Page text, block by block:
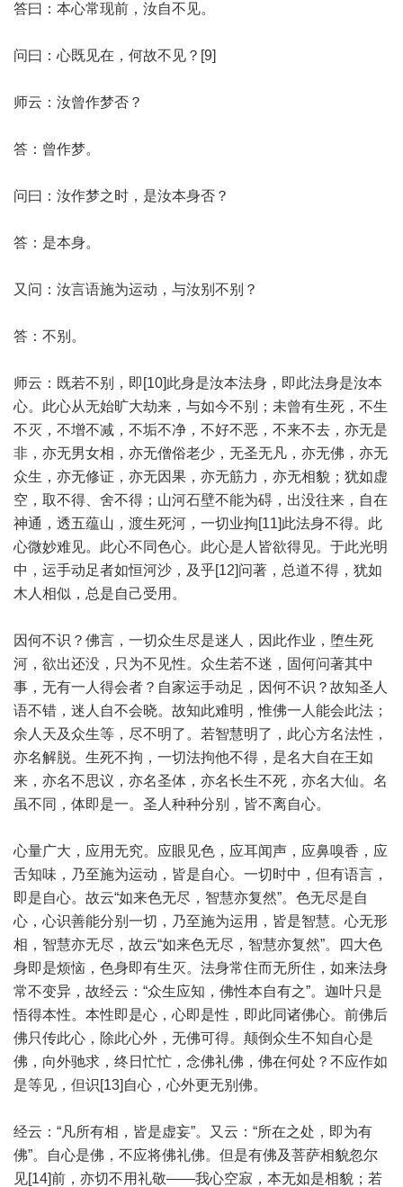
答曰：本心常现前，汝自不见。
问曰：心既见在，何故不见？[9]
师云：汝曾作梦否？
答：曾作梦。
问曰：汝作梦之时，是汝本身否？
答：是本身。
又问：汝言语施为运动，与汝别不别？
答：不别。
师云：既若不别，即[10]此身是汝本法身，即此法身是汝本
心。此心从无始旷大劫来，与如今不别；未曾有生死，不生
不灭，不增不减，不垢不净，不好不恶，不来不去，亦无是
非，亦无男女相，亦无僧俗老少，无圣无凡，亦无佛，亦无
众生，亦无修证，亦无因果，亦无筋力，亦无相貌；犹如虚
空，取不得、舍不得；山河石壁不能为碍，出没往来，自在
神通，透五蕴山，渡生死河，一切业拘[11]此法身不得。此
心微妙难见。此心不同色心。此心是人皆欲得见。于此光明
中，运手动足者如恒河沙，及乎[12]问著，总道不得，犹如
木人相似，总是自己受用。
因何不识？佛言，一切众生尽是迷人，因此作业，堕生死
河，欲出还没，只为不见性。众生若不迷，固何问著其中
事，无有一人得会者？自家运手动足，因何不识？故知圣人
语不错，迷人自不会晓。故知此难明，惟佛一人能会此法；
余人天及众生等，尽不明了。若智慧明了，此心方名法性，
亦名解脱。生死不拘，一切法拘他不得，是名大自在王如
来，亦名不思议，亦名圣体，亦名长生不死，亦名大仙。名
虽不同，体即是一。圣人种种分别，皆不离自心。
心量广大，应用无究。应眼见色，应耳闻声，应鼻嗅香，应
舌知味，乃至施为运动，皆是自心。一切时中，但有语言，
即是自心。故云“如来色无尽，智慧亦复然”。色无尽是自
心，心识善能分别一切，乃至施为运用，皆是智慧。心无形
相，智慧亦无尽，故云“如来色无尽，智慧亦复然”。四大色
身即是烦恼，色身即有生灭。法身常住而无所住，如来法身
常不变异，故经云：“众生应知，佛性本自有之”。迦叶只是
悟得本性。本性即是心，心即是性，即此同诸佛心。前佛后
佛只传此心，除此心外，无佛可得。颠倒众生不知自心是
佛，向外驰求，终日忙忙，念佛礼佛，佛在何处？不应作如
是等见，但识[13]自心，心外更无别佛。
经云：“凡所有相，皆是虚妄”。又云：“所在之处，即为有
佛”。自心是佛，不应将佛礼佛。但是有佛及菩萨相貌忽尔
见[14]前，亦切不用礼敬——我心空寂，本无如是相貌；若